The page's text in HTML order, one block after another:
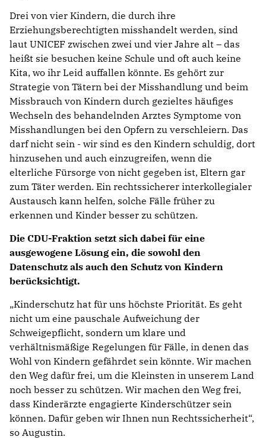
Drei von vier Kindern, die durch ihre
Erziehungsberechtigten misshandelt werden, sind
laut UNICEF zwischen zwei und vier Jahre alt – das
heißt sie besuchen keine Schule und oft auch keine
Kita, wo ihr Leid auffallen könnte. Es gehört zur
Strategie von Tätern bei der Misshandlung und beim
Missbrauch von Kindern durch gezieltes häufiges
Wechseln des behandelnden Arztes Symptome von
Misshandlungen bei den Opfern zu verschleiern. Das
darf nicht sein - wir sind es den Kindern schuldig, dort
hinzusehen und auch einzugreifen, wenn die
elterliche Fürsorge von nicht gegeben ist, Eltern gar
zum Täter werden. Ein rechtssicherer interkollegialer
Austausch kann helfen, solche Fälle früher zu
erkennen und Kinder besser zu schützen.
Die CDU-Fraktion setzt sich dabei für eine
ausgewogene Lösung ein, die sowohl den
Datenschutz als auch den Schutz von Kindern
berücksichtigt.
Kinderschutz hat für uns höchste Priorität. Es geht
nicht um eine pauschale Aufweichung der
Schweigepflicht, sondern um klare und
verhältnismäßige Regelungen für Fälle, in denen das
Wohl von Kindern gefährdet sein könnte. Wir machen
den Weg dafür frei, um die Kleinsten in unserem Land
noch besser zu schützen. Wir machen den Weg frei,
dass Kinderärzte engagierte Kinderschützer sein
können. Dafür geben wir Ihnen nun Rechtssicherheit“,
so Augustin.